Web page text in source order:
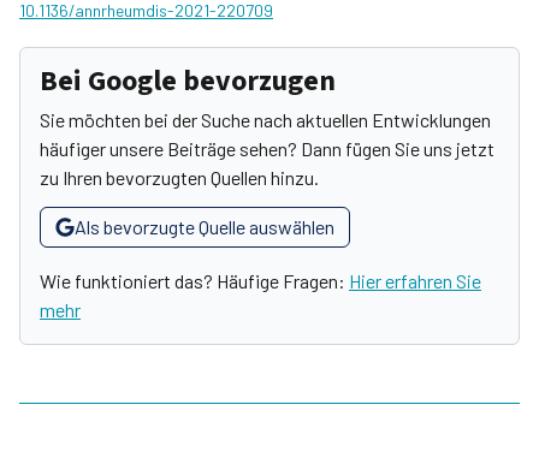
10.1136/annrheumdis-2021-220709
Bei Google bevorzugen
Sie möchten bei der Suche nach aktuellen Entwicklungen
häufiger unsere Beiträge sehen? Dann fügen Sie uns jetzt
zu Ihren bevorzugten Quellen hinzu.
Als bevorzugte Quelle auswählen
Wie funktioniert das? Häufige Fragen: Hier erfahren Sie
mehr